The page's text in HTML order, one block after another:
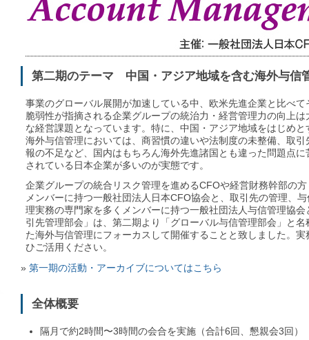
第二期のテーマ 中国・アジア地域を含む海外与信
事業のグローバル展開が加速している中、欧米先進企業と比べて
脆弱性が指摘される企業グループの統治力・経営管理力の向上は
な経営課題となっています。特に、中国・アジア地域をはじめと
海外与信管理においては、商習慣の違いや法制度の未整備、取引
報の不足など、国内はもちろん海外先進諸国とも違った問題点に
されている日本企業が多いのが実態です。
企業グループの統合リスク管理を進めるCFOや経営財務幹部の方
メンバーに持つ一般社団法人日本CFO協会と、取引先の管理、与
理実務の専門家を多くメンバーに持つ一般社団法人与信管理協
引先管理部会」は、第二期より「グローバル与信管理部会」と
た海外与信管理にフォーカスして開催することと致しました。
ひご活用ください。
第一期の活動・アーカイブについてはこちら
全体概要
隔月で約2時間〜3時間の会合を実施（合計6回、懇親会3回）